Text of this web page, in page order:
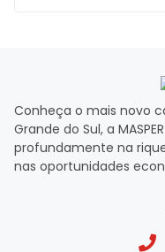
Conheça o mais novo
Grande do Sul, a
profundamente na
nas oportunidades